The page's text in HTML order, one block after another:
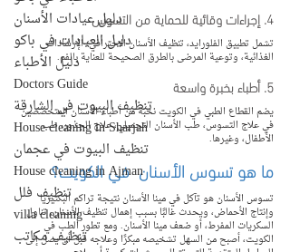
دليل عيادات الأسنان
دليل العيادات في باكو
دليل الأطباء
Doctors Guide
تنظيف البيوت في الشارقة
House cleaning in Sharjah
تنظيف البيوت في عجمان
House cleaning in Ajman
تنظيف فلل
villa cleaning
تنظيف مكاتب
4. إجراءات وقائية للحماية من التسوس
تشمل تطبيق الفلورايد، تنظيف الأسنان الاحترافي، الإرشادات
الغذائية، وتوعية المرضى بالطرق الصحيحة للعناية بالفم.
5. أطباء بخبرة واسعة
يضم القطاع الطبي في الكويت نخبة من أطباء الأسنان المتخصصين
في علاج التسوس، طب الأسنان التجميلي، علاج الجذور، طب
الأطفال، وغيرها.
ما هو تسوس الأسنان  في الكويت؟
تسوس الأسنان هو تآكل في مينا الأسنان نتيجة تراكم البكتيريا
وإنتاج الأحماض، ويحدث غالبًا بسبب إهمال تنظيف الأسنان، تناول
السكريات المفرط، أو ضعف مينا الأسنان. ومع تطور الطب في
الكويت، أصبح من السهل تشخيصه مبكرًا وعلاجه قبل أن يصل إلى